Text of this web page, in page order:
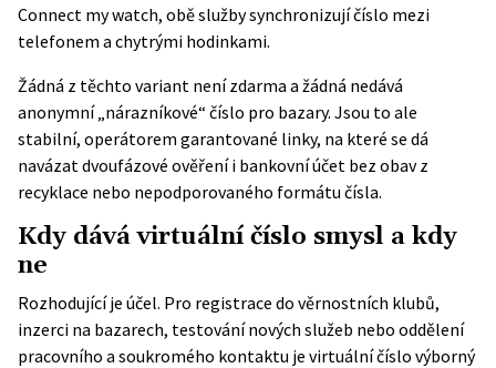
Connect my watch, obě služby synchronizují číslo mezi
telefonem a chytrými hodinkami.
Žádná z těchto variant není zdarma a žádná nedává
anonymní „nárazníkové“ číslo pro bazary. Jsou to ale
stabilní, operátorem garantované linky, na které se dá
navázat dvoufázové ověření i bankovní účet bez obav z
recyklace nebo nepodporovaného formátu čísla.
Kdy dává virtuální číslo smysl a kdy
ne
Rozhodující je účel. Pro registrace do věrnostních klubů,
inzerci na bazarech, testování nových služeb nebo oddělení
pracovního a soukromého kontaktu je virtuální číslo výborný